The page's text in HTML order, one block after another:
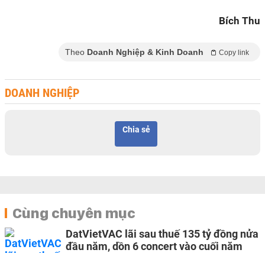
Bích Thu
Theo Doanh Nghiệp & Kinh Doanh Copy link
DOANH NGHIỆP
Chia sẻ
Cùng chuyên mục
DatVietVAC lãi sau thuế 135 tỷ đồng nửa
đầu năm, dồn 6 concert vào cuối năm